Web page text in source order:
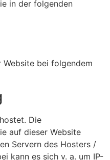
in der folgenden
Website bei folgendem
Die
auf dieser Website
Servern des Hosters /
kann es sich v. a. um IP-